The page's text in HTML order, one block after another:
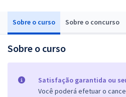
Sobre o curso Sobre o concurso
Sobre o curso
Satisfação garantida ou
Você poderá efetuar o